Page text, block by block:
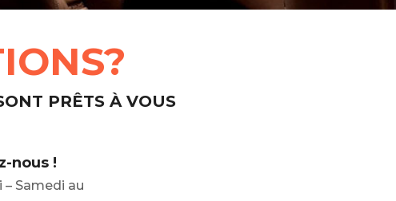
PRÊTS À VOUS
nous !
– Samedi au